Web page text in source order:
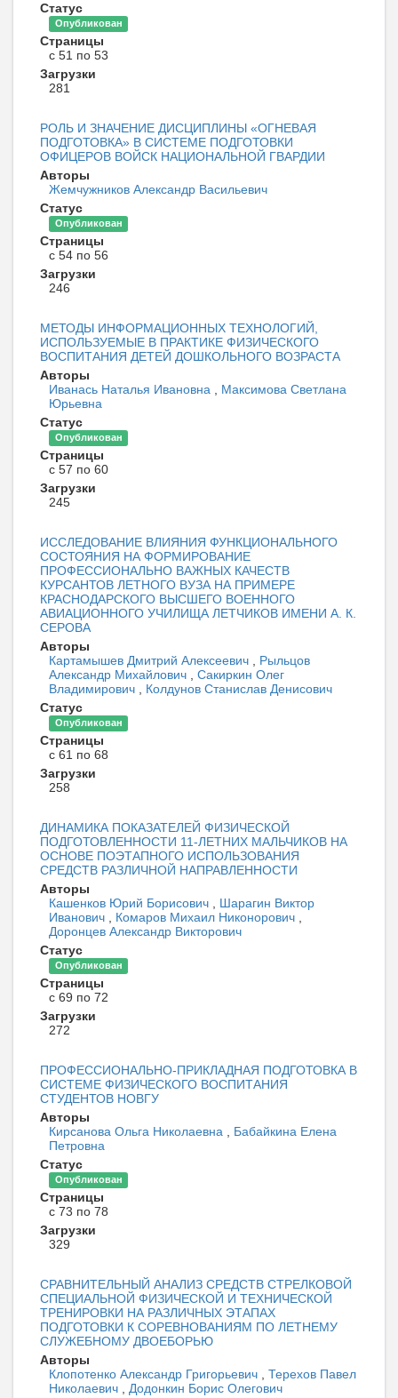
Статус
Опубликован
Страницы
с 51 по 53
Загрузки
281
РОЛЬ И ЗНАЧЕНИЕ ДИСЦИПЛИНЫ «ОГНЕВАЯ
ПОДГОТОВКА» В СИСТЕМЕ ПОДГОТОВКИ
ОФИЦЕРОВ ВОЙСК НАЦИОНАЛЬНОЙ ГВАРДИИ
Авторы
Жемчужников Александр Васильевич
Статус
Опубликован
Страницы
с 54 по 56
Загрузки
246
МЕТОДЫ ИНФОРМАЦИОННЫХ ТЕХНОЛОГИЙ,
ИСПОЛЬЗУЕМЫЕ В ПРАКТИКЕ ФИЗИЧЕСКОГО
ВОСПИТАНИЯ ДЕТЕЙ ДОШКОЛЬНОГО ВОЗРАСТА
Авторы
Иванась Наталья Ивановна , Максимова Светлана
Юрьевна
Статус
Опубликован
Страницы
с 57 по 60
Загрузки
245
ИССЛЕДОВАНИЕ ВЛИЯНИЯ ФУНКЦИОНАЛЬНОГО
СОСТОЯНИЯ НА ФОРМИРОВАНИЕ
ПРОФЕССИОНАЛЬНО ВАЖНЫХ КАЧЕСТВ
КУРСАНТОВ ЛЕТНОГО ВУЗА НА ПРИМЕРЕ
КРАСНОДАРСКОГО ВЫСШЕГО ВОЕННОГО
АВИАЦИОННОГО УЧИЛИЩА ЛЕТЧИКОВ ИМЕНИ А. К.
СЕРОВА
Авторы
Картамышев Дмитрий Алексеевич , Рыльцов
Александр Михайлович , Сакиркин Олег
Владимирович , Колдунов Станислав Денисович
Статус
Опубликован
Страницы
с 61 по 68
Загрузки
258
ДИНАМИКА ПОКАЗАТЕЛЕЙ ФИЗИЧЕСКОЙ
ПОДГОТОВЛЕННОСТИ 11-ЛЕТНИХ МАЛЬЧИКОВ НА
ОСНОВЕ ПОЭТАПНОГО ИСПОЛЬЗОВАНИЯ
СРЕДСТВ РАЗЛИЧНОЙ НАПРАВЛЕННОСТИ
Авторы
Кашенков Юрий Борисович , Шарагин Виктор
Иванович , Комаров Михаил Никонорович ,
Доронцев Александр Викторович
Статус
Опубликован
Страницы
с 69 по 72
Загрузки
272
ПРОФЕССИОНАЛЬНО-ПРИКЛАДНАЯ ПОДГОТОВКА В
СИСТЕМЕ ФИЗИЧЕСКОГО ВОСПИТАНИЯ
СТУДЕНТОВ НОВГУ
Авторы
Кирсанова Ольга Николаевна , Бабайкина Елена
Петровна
Статус
Опубликован
Страницы
с 73 по 78
Загрузки
329
СРАВНИТЕЛЬНЫЙ АНАЛИЗ СРЕДСТВ СТРЕЛКОВОЙ
СПЕЦИАЛЬНОЙ ФИЗИЧЕСКОЙ И ТЕХНИЧЕСКОЙ
ТРЕНИРОВКИ НА РАЗЛИЧНЫХ ЭТАПАХ
ПОДГОТОВКИ К СОРЕВНОВАНИЯМ ПО ЛЕТНЕМУ
СЛУЖЕБНОМУ ДВОЕБОРЬЮ
Авторы
Клопотенко Александр Григорьевич , Терехов Павел
Николаевич , Додонкин Борис Олегович